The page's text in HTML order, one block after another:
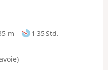
großen
Mont
m
1:35 Std.